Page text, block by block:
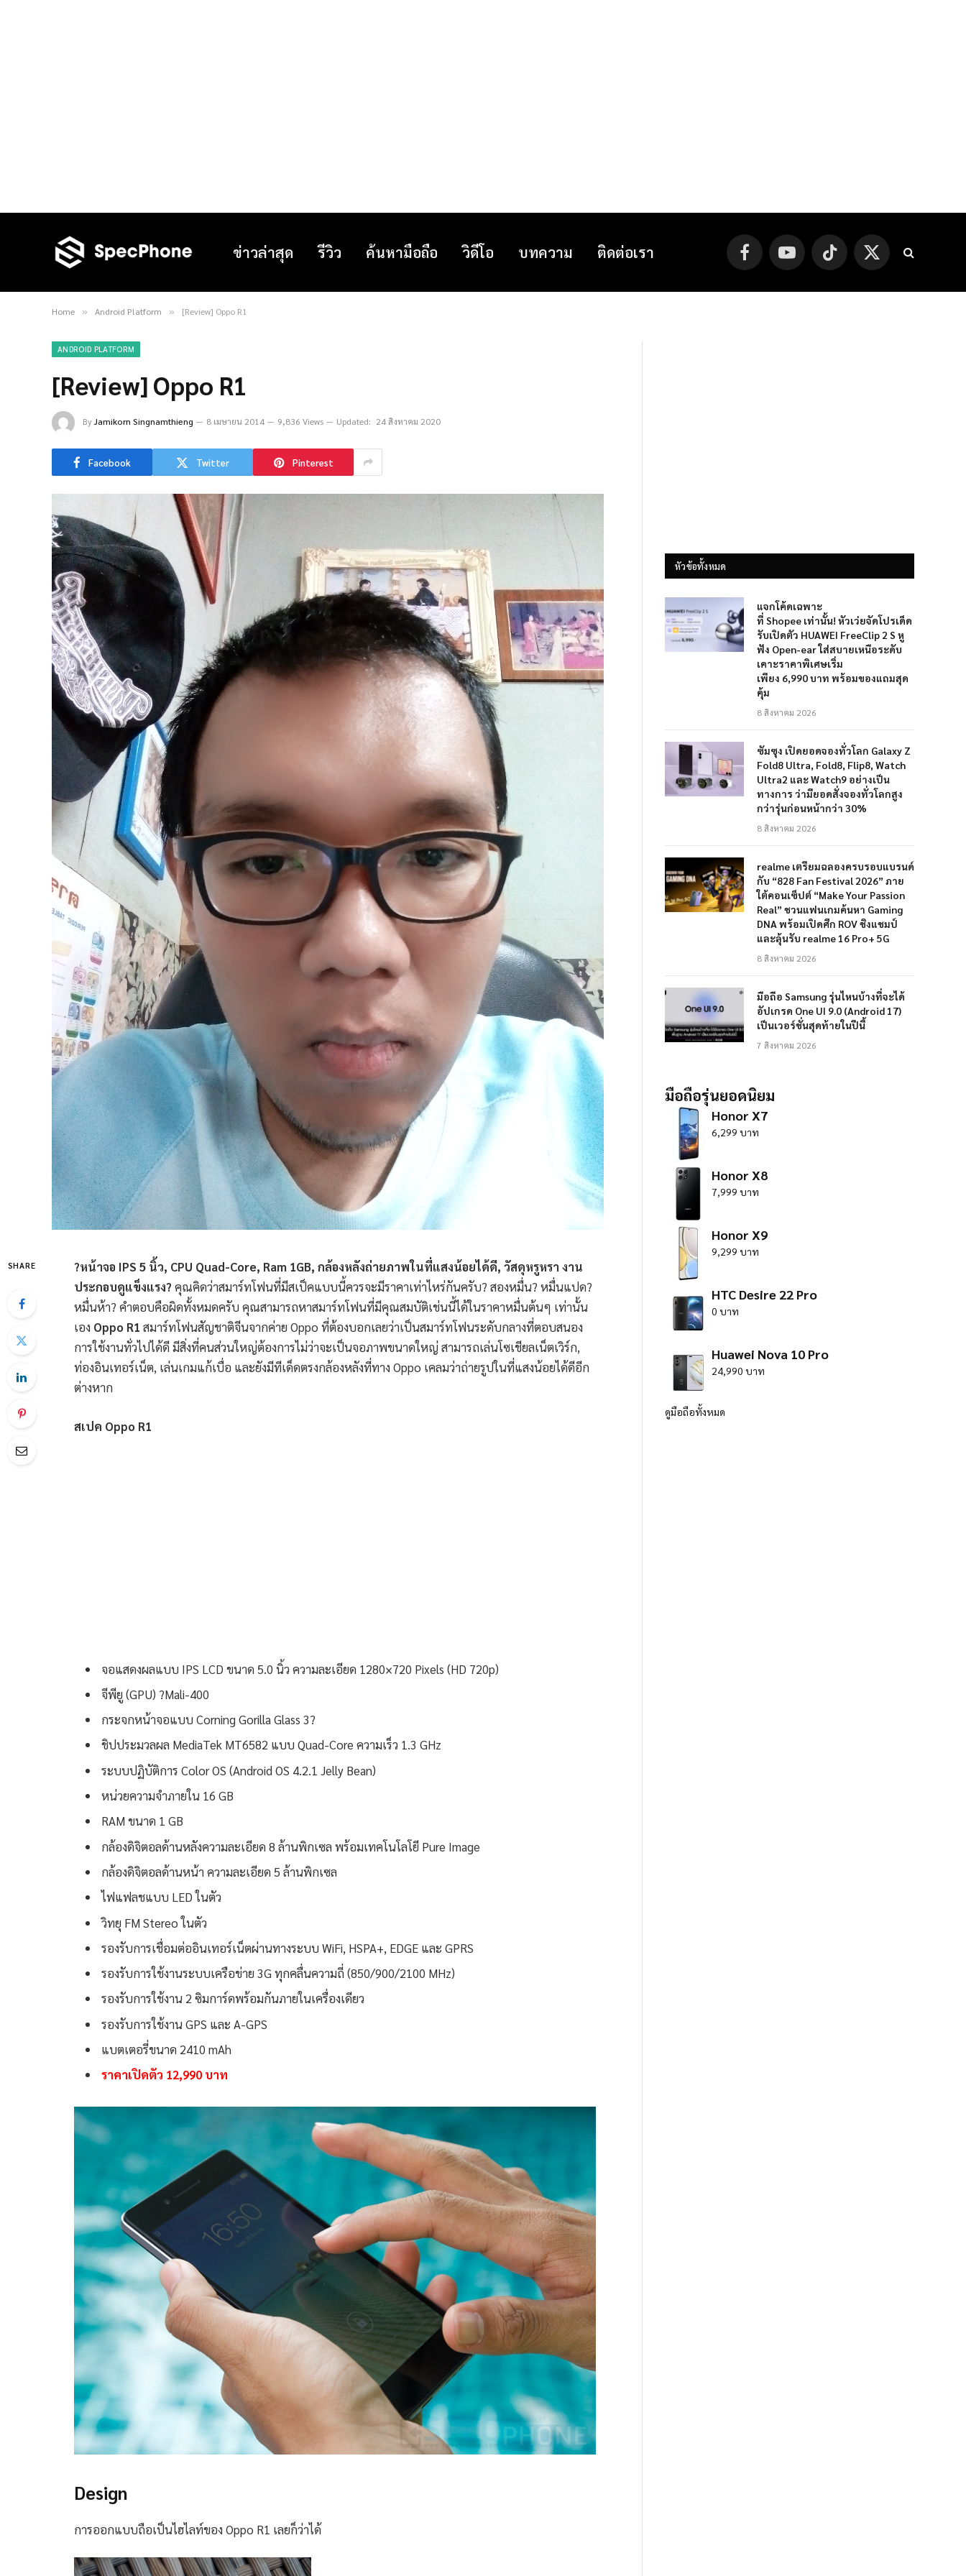
ข่าวล่าสุด รีวิว ค้นหามือถือ วิดีโอ บทความ ติดต่อเรา FacebookYouTube TikTok
X
(Twitter)
Home » Android Platform » [Review] Oppo R1
ANDROID PLATFORM
[Review] Oppo R1
ByJamikorn Singnamthieng 8 เมษายน 2014 9,836 Views Updated: 24 สิงหาคม 2020
Facebook Twitter Pinterest
SHARE
?หน้าจอ IPS 5 นิ้ว, CPU Quad-Core, Ram 1GB, กล้องหลังถ่ายภาพในที่แสงน้อยได้ดี, วัสดุหรูหรา งาน
ประกอบดูแข็งแรง? คุณคิดว่าสมาร์ทโฟนที่มีสเป็คแบบนี้ควรจะมีราคาเท่าไหร่กันครับ? สองหมื่น? หมื่นแปด?
หมื่นห้า? คำตอบคือผิดทั้งหมดครับ คุณสามารถหาสมาร์ทโฟนที่มีคุณสมบัติเช่นนี้ได้ในราคาหมื่นต้นๆ เท่านั้น
เอง Oppo R1 สมาร์ทโฟนสัญชาติจีนจากค่าย Oppo ที่ต้องบอกเลยว่าเป็นสมาร์ทโฟนระดับกลางที่ตอบสนอง
การใช้งานทั่วไปได้ดี มีสิ่งที่คนส่วนใหญ่ต้องการไม่ว่าจะเป็นจอภาพขนาดใหญ่ สามารถเล่นโซเชียลเน็ตเวิร์ก,
ท่องอินเทอร์เน็ต, เล่นเกมแก้เบื่อ และยังมีทีเด็ดตรงกล้องหลังที่ทาง Oppo เคลมว่าถ่ายรูปในที่แสงน้อยได้ดีอีก
ต่างหาก
สเปค Oppo R1
จอแสดงผลแบบ IPS LCD ขนาด 5.0 นิ้ว ความละเอียด 1280×720 Pixels (HD 720p)
จีพียู (GPU) ?Mali-400
กระจกหน้าจอแบบ Corning Gorilla Glass 3?
ชิปประมวลผล MediaTek MT6582 แบบ Quad-Core ความเร็ว 1.3 GHz
ระบบปฏิบัติการ Color OS (Android OS 4.2.1 Jelly Bean)
หน่วยความจำภายใน 16 GB
RAM ขนาด 1 GB
กล้องดิจิตอลด้านหลังความละเอียด 8 ล้านพิกเซล พร้อมเทคโนโลโยี Pure Image
กล้องดิจิตอลด้านหน้า ความละเอียด 5 ล้านพิกเซล
ไฟแฟลชแบบ LED ในตัว
วิทยุ FM Stereo ในตัว
รองรับการเชื่อมต่ออินเทอร์เน็ตผ่านทางระบบ WiFi, HSPA+, EDGE และ GPRS
รองรับการใช้งานระบบเครือข่าย 3G ทุกคลื่นความถี่ (850/900/2100 MHz)
รองรับการใช้งาน 2 ซิมการ์ดพร้อมกันภายในเครื่องเดียว
รองรับการใช้งาน GPS และ A-GPS
แบตเตอรี่ขนาด 2410 mAh
ราคาเปิดตัว 12,990 บาท
Design
การออกแบบถือเป็นไฮไลท์ของ Oppo R1 เลยก็ว่าได้
หัวข้อทั้งหมด
แจกโค้ดเฉพาะ
ที่ Shopee เท่านั้น! หัวเว่ยจัดโปรเด็ด
รับเปิดตัว HUAWEI FreeClip 2 S หู
ฟัง Open-ear ใส่สบายเหนือระดับ
เคาะราคาพิเศษเริ่ม
เพียง 6,990 บาท พร้อมของแถมสุด
คุ้ม
8 สิงหาคม 2026
ซัมซุง เปิดยอดจองทั่วโลก Galaxy Z
Fold8 Ultra, Fold8, Flip8, Watch
Ultra2 และ Watch9 อย่างเป็น
ทางการ ว่ามียอดสั่งจองทั่วโลกสูง
กว่ารุ่นก่อนหน้ากว่า 30%
8 สิงหาคม 2026
realme เตรียมฉลองครบรอบแบรนด์
กับ “828 Fan Festival 2026” ภาย
ใต้คอนเซ็ปต์ “Make Your Passion
Real” ชวนแฟนเกมค้นหา Gaming
DNA พร้อมเปิดศึก ROV ชิงแชมป์
และลุ้นรับ realme 16 Pro+ 5G
8 สิงหาคม 2026
มือถือ Samsung รุ่นไหนบ้างที่จะได้
อัปเกรด One UI 9.0 (Android 17)
เป็นเวอร์ชั่นสุดท้ายในปีนี้
7 สิงหาคม 2026
มือถือรุ่นยอดนิยม
Honor X7
6,299 บาท
Honor X8
7,999 บาท
Honor X9
9,299 บาท
HTC Desire 22 Pro
0 บาท
Huawei Nova 10 Pro
24,990 บาท
ดูมือถือทั้งหมด